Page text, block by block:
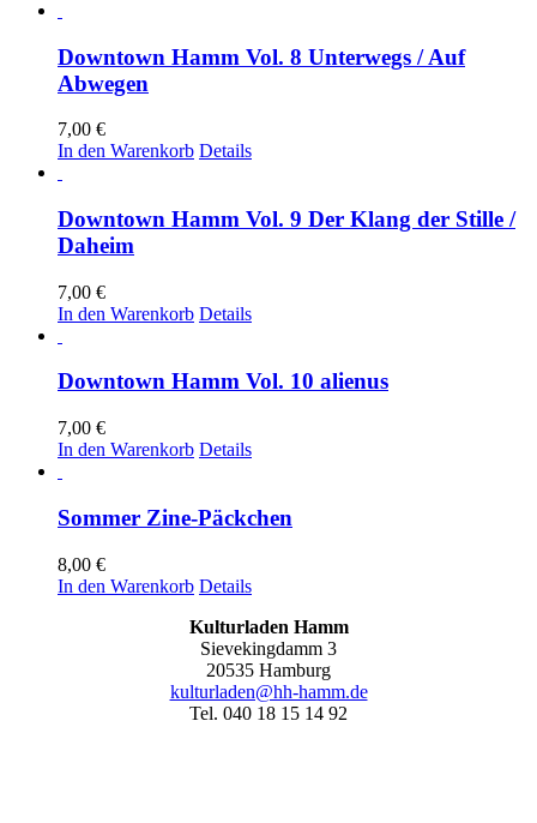
Downtown Hamm Vol. 8 Unterwegs / Auf
Abwegen
7,00 €
In den Warenkorb Details
Downtown Hamm Vol. 9 Der Klang der Stille /
Daheim
7,00 €
In den Warenkorb Details
Downtown Hamm Vol. 10 alienus
7,00 €
In den Warenkorb Details
Sommer Zine-Päckchen
8,00 €
In den Warenkorb Details
Kulturladen Hamm
Sievekingdamm 3
20535 Hamburg
kulturladen@hh-hamm.de
Tel. 040 18 15 14 92